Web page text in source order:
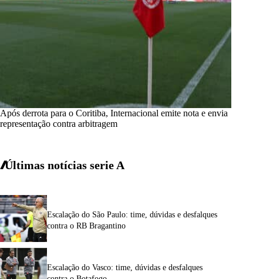
Após derrota para o Coritiba, Internacional emite nota e envia
representação contra arbitragem
Últimas notícias serie A
Escalação do São Paulo: time, dúvidas e desfalques
contra o RB Bragantino
Escalação do Vasco: time, dúvidas e desfalques